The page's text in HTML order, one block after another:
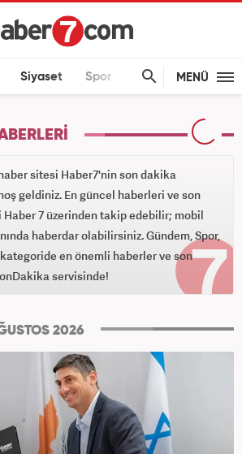
Siyaset Spor EkonomiMENÜ
sitesi Haber7'nin son dakika
geldiniz. En güncel haberleri ve son
7 üzerinden takip edebilir; mobil
haberdar olabilirsiniz. Gündem, Spor,
en önemli haberler ve son
servisinde!
2026